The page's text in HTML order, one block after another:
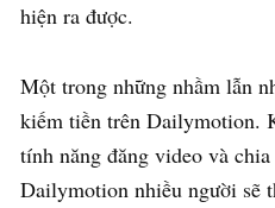
hiện ra được.
Một trong những nhầm lẫn
kiếm tiền trên Dailymotion.
tính năng đăng video và
Dailymotion nhiều người sẽ